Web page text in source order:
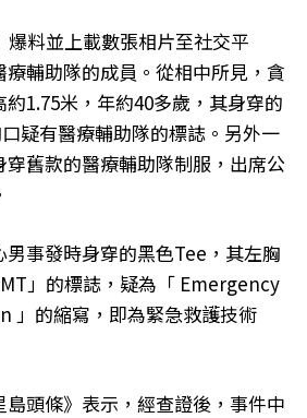
爆料並上載數張相片至社交平
療輔助隊的成員。從相中所見，貪
1.75米，年約40多歲，其身穿的
疑有醫療輔助隊的標誌。另外一
舊款的醫療輔助隊制服，出席公
事發時身穿的黑色Tee，其左胸
」的標誌，疑為「 Emergency
」的縮寫，即為緊急救護技術
頭條》表示，經查證後，事件中